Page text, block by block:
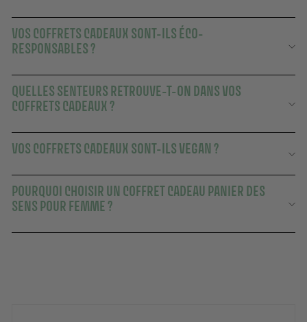
VOS COFFRETS CADEAUX SONT-ILS ÉCO-
RESPONSABLES ?
QUELLES SENTEURS RETROUVE-T-ON DANS VOS
COFFRETS CADEAUX ?
VOS COFFRETS CADEAUX SONT-ILS VEGAN ?
POURQUOI CHOISIR UN COFFRET CADEAU PANIER DES
SENS POUR FEMME ?